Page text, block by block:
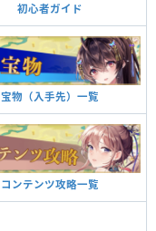
初心者ガイド
宝物（入手先）一覧
コンテンツ攻略一覧